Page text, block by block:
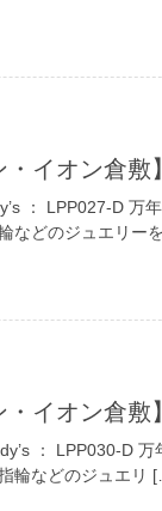
イオン倉敷】
： LPP027-D 万
などのジュエリー
イオン倉敷】
： LPP030-D
輪などのジュエリ